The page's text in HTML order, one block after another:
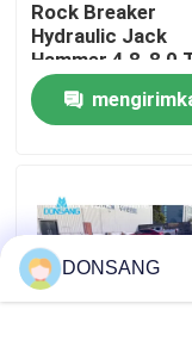
Kontrol kualitas
Hubungi kami
Pemecah Batu
Pemutus
Rock Breaker
Hydraulic Jack
Hammer 4,8-8,0
Mini Excavator
Attachment
DONSANG